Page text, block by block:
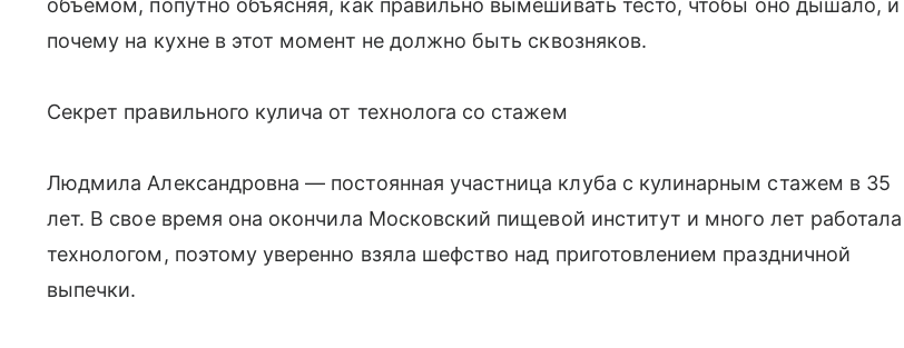
объемом, попутно объясняя, как правильно вымешивать тесто, чтобы оно дышало, и
почему на кухне в этот момент не должно быть сквозняков.
Секрет правильного кулича от технолога со стажем
Людмила Александровна — постоянная участница клуба с кулинарным стажем в 35
лет. В свое время она окончила Московский пищевой институт и много лет работала
технологом, поэтому уверенно взяла шефство над приготовлением праздничной
выпечки.